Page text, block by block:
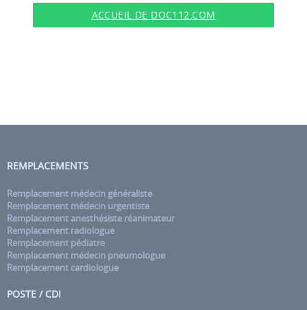
ACCUEIL DE DOC112.COM
REMPLACEMENTS
Remplacement médecin généraliste
Remplacement médecin urgentiste
Remplacement anesthésiste réanimateur
Remplacement radiologue
Remplacement pédiatre
Remplacement médecin pneumologue
Remplacement cardiologue
POSTE / CDI